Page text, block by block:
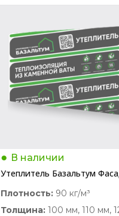
В наличии
Утеплитель Базальтум
Плотность: 90 кг/м³
Толщина: 100 мм, 110 мм,